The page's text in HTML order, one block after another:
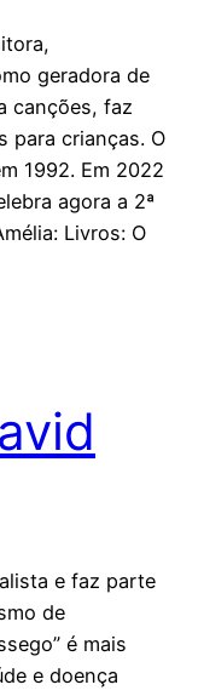
geradora de
canções, faz
para crianças. O
1992. Em 2022
agora a 2ª
Livros: O
e faz parte
de
é mais
e doença